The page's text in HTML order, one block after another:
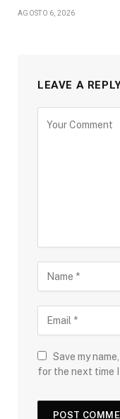
AGOSTO 6, 2026
LEAVE A
Save my
for the next time